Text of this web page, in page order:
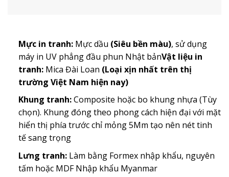
Mực in tranh:Mực dầu (Siêu bền màu), sử dụng
máy in UV phẳng đầu phun Nhật bảnVật liệu in
tranh:Mica Đài Loan (Loại xịn nhất trên thị
trường Việt Nam hiện nay)
Khung tranh:Composite hoặc bo khung nhựa (Tùy
chọn). Khung đóng theo phong cách hiện đại với mặt
hiển thị phía trước chỉ mỏng 5Mm tạo nên nét tinh
tế sang trọng
Lưng tranh:Làm bằng Formex nhập khẩu, nguyên
tấm hoặc MDF Nhập khẩu Myanmar